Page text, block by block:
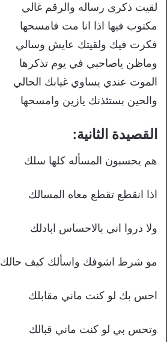
لقيت ذكرى رساله والرقم غالي
مكتوب فيها اذا انا مت فامسحها
فكرت فيك ولقيتك عايش وسالي
وماظن ياصاحبي في يوم تذكرها
الموت عندي يساوي غيابك الحالي
والحين بستئذنك يازين وامسحها
القصيدة الثانية:
هم يحسبون المسأله كلها سلك
اذا انقطع تقطع معاه المسالك
ولا دروا اني بالاحساس ابادلك
مو شرط اشوفك واسألك كيف حالك
احس بك لو كنت ماني مقابلك
وتحس بي لو كنت ماني قبالك